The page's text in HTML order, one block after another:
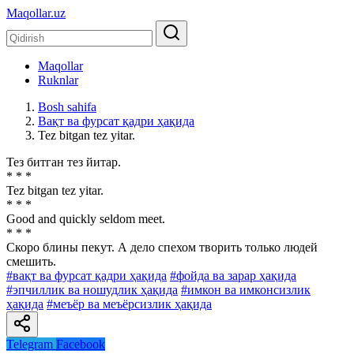
Maqollar.uz
Maqollar
Ruknlar
Bosh sahifa
Вақт ва фурсат қадри ҳақида
Tez bitgan tez yitar.
Тез битган тез йитар.
* * *
Tez bitgan tez yitar.
* * *
Good and quickly seldom meet.
* * *
Скоро блины пекут. А дело спехом творить только людей
смешить.
#вақт ва фурсат қадри ҳақида #фойда ва зарар ҳақида
#эпчиллик ва ношудлик ҳақида #имкон ва имконсизлик
ҳақида #меъёр ва меъёрсизлик ҳақида
Telegram Facebook